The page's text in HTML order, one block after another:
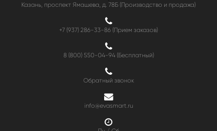
Казань, проспект Ямашева, д. 78Б (Производство и продажа)
+7 (937) 286-33-86 (Прием заказов)
8 (800) 550-04-94(Бесплатный)
Обратный звонок
info@evasmart.ru